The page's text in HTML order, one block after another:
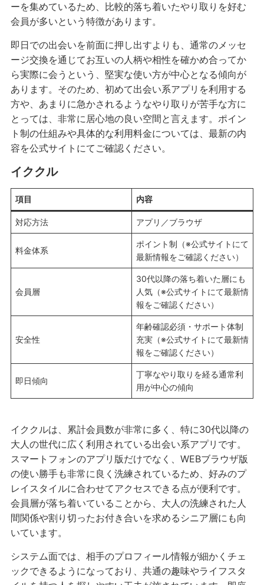
ーを集めているため、比較的落ち着いたやり取りを好む
会員が多いという特徴があります。
即日での出会いを前面に押し出すよりも、通常のメッセ
ージ交換を通じてお互いの人柄や相性を確かめ合ってか
ら実際に会うという、堅実な使い方が中心となる傾向が
あります。そのため、初めて出会い系アプリを利用する
方や、あまりに急かされるようなやり取りが苦手な方に
とっては、非常に居心地の良い空間と言えます。ポイン
ト制の仕組みや具体的な利用料金については、最新の内
容を公式サイトにてご確認ください。
イククル
項目 内容
対応方法 アプリ／ブラウザ
料金体系
ポイント制（※公式サイトにて
最新情報をご確認ください）
会員層
30代以降の落ち着いた層にも
人気（※公式サイトにて最新情
報をご確認ください）
安全性
年齢確認必須・サポート体制
充実（※公式サイトにて最新情
報をご確認ください）
即日傾向
丁寧なやり取りを経る通常利
用が中心の傾向
イククルは、累計会員数が非常に多く、特に30代以降の
大人の世代に広く利用されている出会い系アプリです。
スマートフォンのアプリ版だけでなく、WEBブラウザ版
の使い勝手も非常に良く洗練されているため、好みのプ
レイスタイルに合わせてアクセスできる点が便利です。
会員層が落ち着いていることから、大人の洗練された人
間関係や割り切ったお付き合いを求めるシニア層にも向
いています。
システム面では、相手のプロフィール情報が細かくチェ
ックできるようになっており、共通の趣味やライフスタ